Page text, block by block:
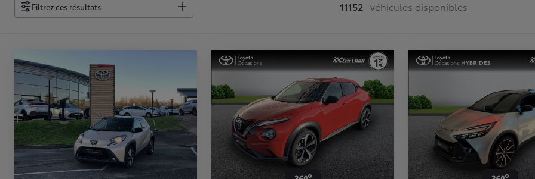
Filtrez ces résultats 11152 véhicules disponibles